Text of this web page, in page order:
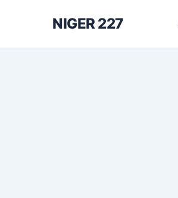
NIGER 227